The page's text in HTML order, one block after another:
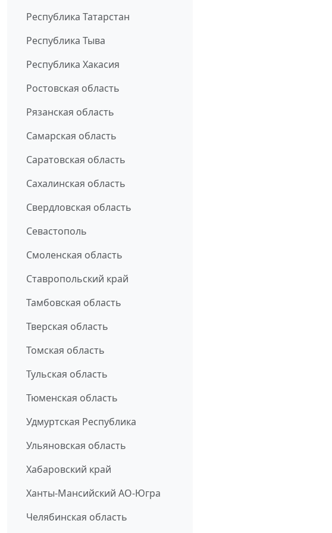
Республика Татарстан
Республика Тыва
Республика Хакасия
Ростовская область
Рязанская область
Самарская область
Саратовская область
Сахалинская область
Свердловская область
Севастополь
Смоленская область
Ставропольский край
Тамбовская область
Тверская область
Томская область
Тульская область
Тюменская область
Удмуртская Республика
Ульяновская область
Хабаровский край
Ханты-Мансийский АО-Югра
Челябинская область